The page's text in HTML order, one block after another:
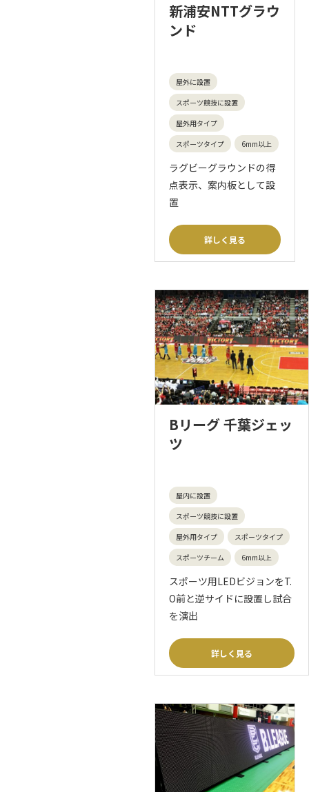
新浦安NTTグラウ
ンド
屋外に設置
スポーツ競技に設置
屋外用タイプ
スポーツタイプ
6mm以上
ラグビーグラウンドの得
点表示、案内板として設
置
詳しく見る
Bリーグ 千葉ジェッ
ツ
屋内に設置
スポーツ競技に設置
屋外用タイプ
スポーツタイプ
スポーツチーム
6mm以上
スポーツ用LEDビジョンをT.
O前と逆サイドに設置し試合
を演出
詳しく見る